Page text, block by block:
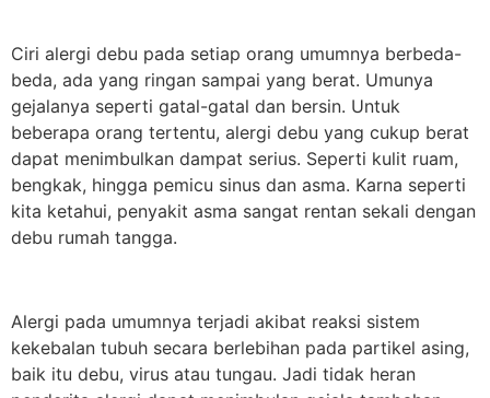
Ciri alergi debu pada setiap orang umumnya berbeda-
beda, ada yang ringan sampai yang berat. Umunya
gejalanya seperti gatal-gatal dan bersin. Untuk
beberapa orang tertentu, alergi debu yang cukup berat
dapat menimbulkan dampat serius. Seperti kulit ruam,
bengkak, hingga pemicu sinus dan asma. Karna seperti
kita ketahui, penyakit asma sangat rentan sekali dengan
debu rumah tangga.
Alergi pada umumnya terjadi akibat reaksi sistem
kekebalan tubuh secara berlebihan pada partikel asing,
baik itu debu, virus atau tungau. Jadi tidak heran